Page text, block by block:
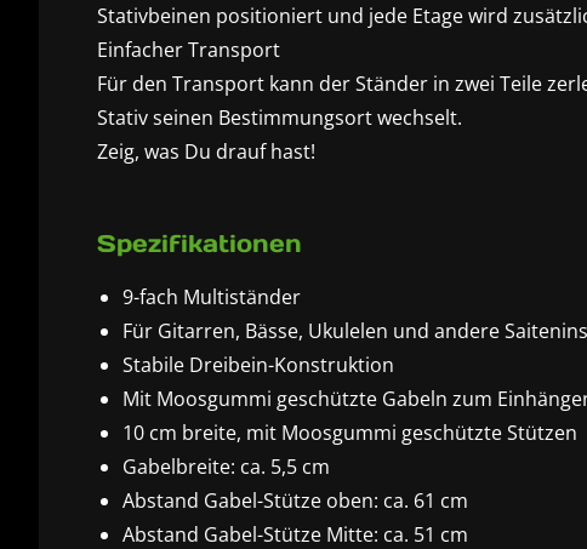
Stativbeinen positioniert und jede Etage wird
Einfacher Transport
Für den Transport kann der Ständer in zwei Teile
Stativ seinen Bestimmungsort wechselt.
Zeig, was Du drauf hast!
Spezifikationen
9-fach Multiständer
Für Gitarren, Bässe, Ukulelen und andere
Stabile Dreibein-Konstruktion
Mit Moosgummi geschützte Gabeln zum
10 cm breite, mit Moosgummi geschützte Stützen
Gabelbreite: ca. 5,5 cm
Abstand Gabel-Stütze oben: ca. 61 cm
Abstand Gabel-Stütze Mitte: ca. 51 cm